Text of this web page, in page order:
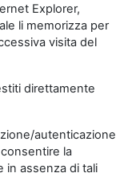
Explorer,
li memorizza per
visita del
direttamente
autenticazione
la
in assenza di tali